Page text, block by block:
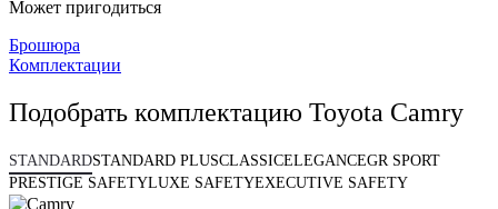
Может пригодиться
Брошюра
Комплектации
Подобрать комплектацию Toyota Camry
STANDARDSTANDARD PLUSCLASSICELEGANCEGR SPORT
PRESTIGE SAFETYLUXE SAFETYEXECUTIVE SAFETY